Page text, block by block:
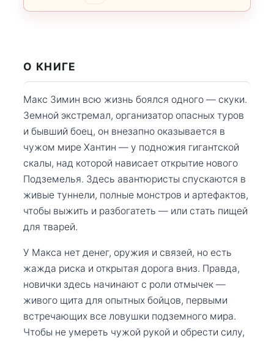
О КНИГЕ
Макс Зимин всю жизнь боялся одного — скуки.
Земной экстремал, организатор опасных туров
и бывший боец, он внезапно оказывается в
чужом мире Хантин — у подножия гигантской
скалы, над которой нависает открытие нового
Подземелья. Здесь авантюристы спускаются в
живые туннели, полные монстров и артефактов,
чтобы выжить и разбогатеть — или стать пищей
для тварей.
У Макса нет денег, оружия и связей, но есть
жажда риска и открытая дорога вниз. Правда,
новички здесь начинают с роли отмычек —
живого щита для опытных бойцов, первыми
встречающих все ловушки подземного мира.
Чтобы не умереть чужой рукой и обрести силу,